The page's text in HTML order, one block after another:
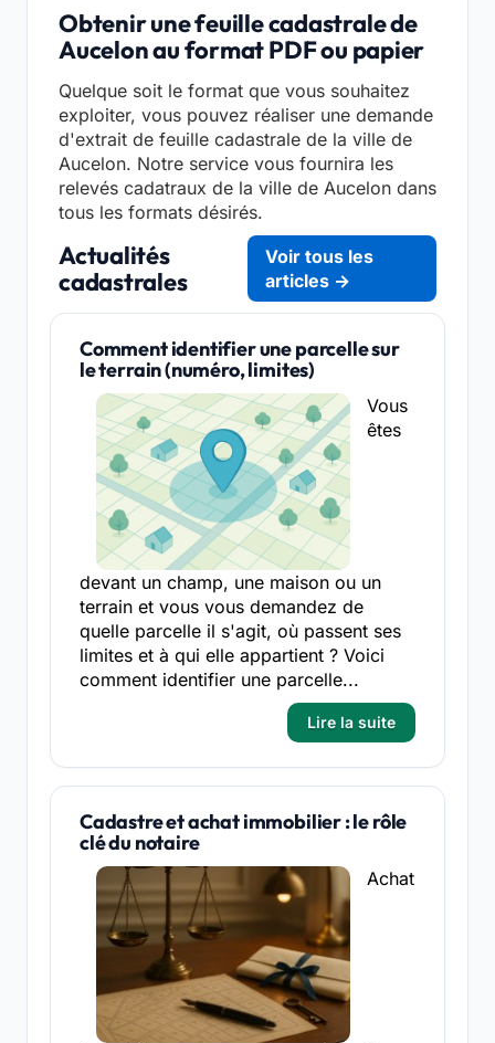
Obtenir une feuille cadastrale de
Aucelon au format PDF ou papier
Quelque soit le format que vous souhaitez
exploiter, vous pouvez réaliser une demande
d'extrait de feuille cadastrale de la ville de
Aucelon. Notre service vous fournira les
relevés cadatraux de la ville de Aucelon dans
tous les formats désirés.
Actualités
cadastrales
Voir tous les
articles →
Comment identifier une parcelle sur
le terrain (numéro, limites)
Vous
êtes
devant un champ, une maison ou un
terrain et vous vous demandez de
quelle parcelle il s'agit, où passent ses
limites et à qui elle appartient ? Voici
comment identifier une parcelle...
Lire la suite
Cadastre et achat immobilier : le rôle
clé du notaire
Achat